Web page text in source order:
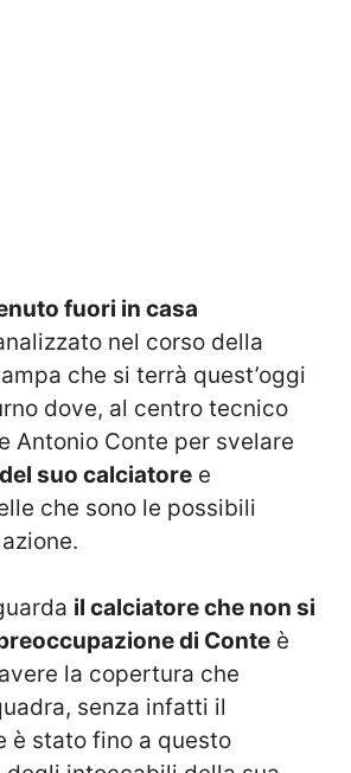
fuori in casa
nel corso della
che si terrà quest’oggi
dove, al centro tecnico
Antonio Conte per svelare
suo calciatore e
che sono le possibili
il calciatore che non si
di Conte è
la copertura che
senza infatti il
è stato fino a questo